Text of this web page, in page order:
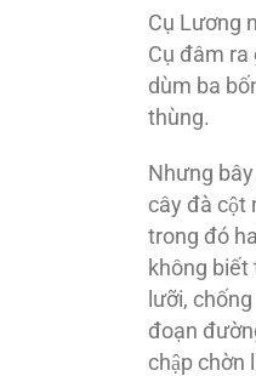
Cụ Lương
Cụ đâm ra
dùm ba
thùng.
Nhưng
cây đà cột
trong đó
không
lưỡi,
đoạn
chập chờn